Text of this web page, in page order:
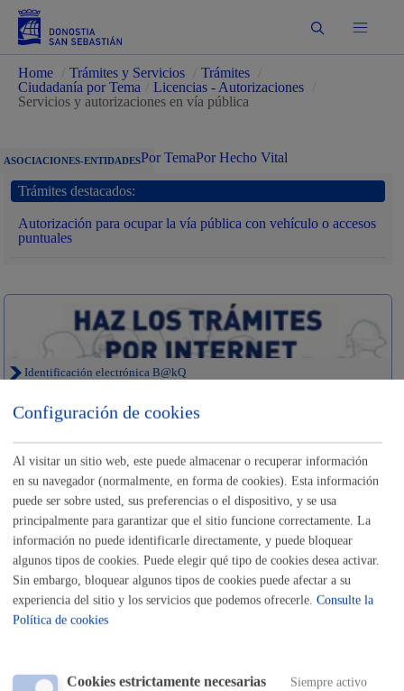
Buscar
Home Trámites y Servicios Trámites
Ciudadanía por Tema
Licencias - Autorizaciones
Servicios y autorizaciones en vía pública
ASOCIACIONES-ENTIDADESPor TemaPor Hecho Vital
Trámites destacados:
Autorización para ocupar la vía pública con vehículo o accesos
puntuales
Identificación electrónica B@kQ
Trámites para Ciudadanía
Sede electrónica Nota legal
Buscar
Listado completo de Trámites
Servicios y autorizaciones en vía pública
Configuración de cookies
Al visitar un sitio web, este puede almacenar o recuperar información
en su navegador (normalmente, en forma de cookies). Esta información
puede ser sobre usted, sus preferencias o el dispositivo, y se usa
principalmente para garantizar que el sitio funcione correctamente. La
información no puede identificarle directamente, y puede bloquear
algunos tipos de cookies. Puede elegir qué tipo de cookies desea activar.
Sin embargo, bloquear algunos tipos de cookies puede afectar a su
experiencia del sitio y los servicios que podemos ofrecerle. Consulte la
Política de cookies
Cookies estrictamente necesarias Siempre activo